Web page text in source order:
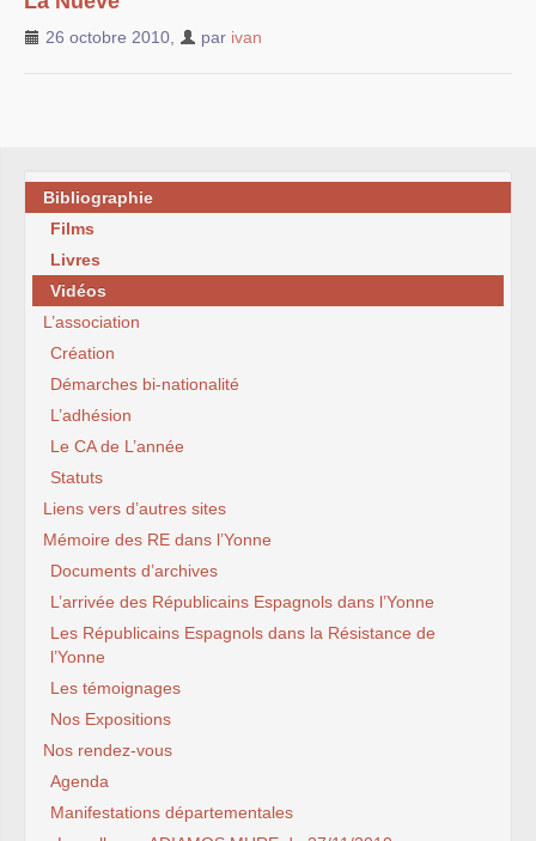
26 octobre 2010 par ivan
Bibliographie
Films
Livres
Vidéos
L’association
Création
Démarches bi-nationalité
L’adhésion
Le CA de L’année
Statuts
Liens vers d’autres sites
Mémoire des RE dans l’Yonne
Documents d’archives
L’arrivée des Républicains Espagnols dans l’Yonne
Les Républicains Espagnols dans la Résistance de
l’Yonne
Les témoignages
Nos Expositions
Nos rendez-vous
Agenda
Manifestations départementales